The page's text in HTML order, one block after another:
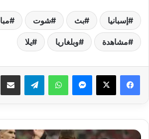
إسبانيا بث شوت
مشاهدة وبلغاريا يلا
فيسبوك ‫X ماسنجر واتساب تيلقرام
مشاهدة